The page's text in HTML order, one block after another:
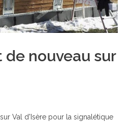
de nouveau sur
Val d'Isère pour la signalétique